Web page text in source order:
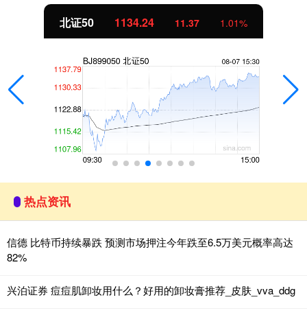
北证50 1134.24 11.37 1.01%
热点资讯
信德 比特币持续暴跌 预测市场押注今年跌至6.5万美元概率高达
82%
兴泊证券 痘痘肌卸妆用什么？好用的卸妆膏推荐_皮肤_vva_ddg